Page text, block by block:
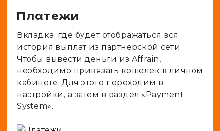
Платежи
Вкладка, где будет отображаться вся
история выплат из партнерской сети.
Чтобы вывести деньги из Affrain,
необходимо привязать кошелек в личном
кабинете. Для этого переходим в
настройки, а затем в раздел «Payment
System».